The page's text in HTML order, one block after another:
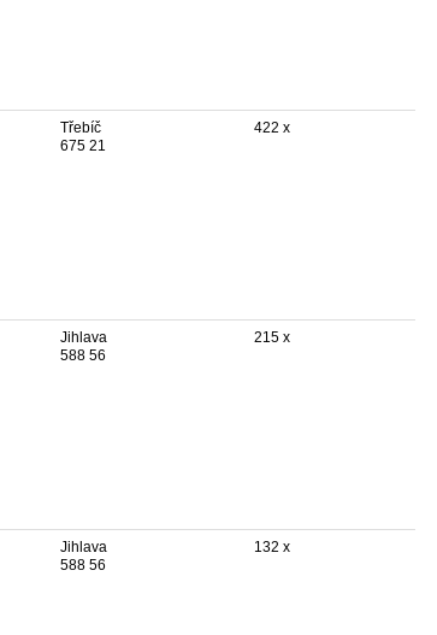
Třebíč
675 21
422 x
Jihlava
588 56
215 x
Jihlava
588 56
132 x